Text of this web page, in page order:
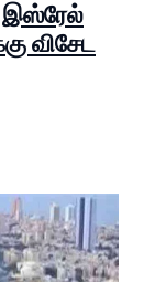
இஸ்ரேல்
விசேட